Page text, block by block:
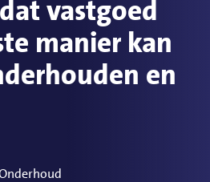
vastgoed
manier kan
en